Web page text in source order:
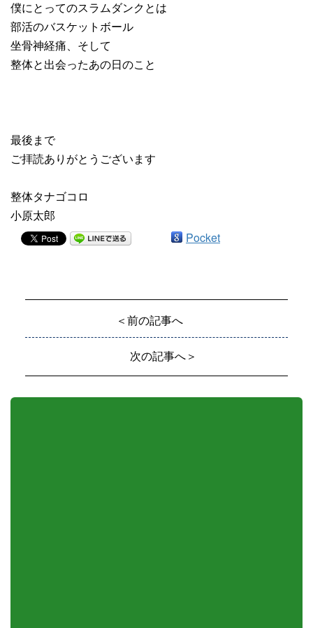
僕にとってのスラムダンクとは
部活のバスケットボール
坐骨神経痛、そして
整体と出会ったあの日のこと
最後まで
ご拝読ありがとうございます
整体タナゴコロ
小原太郎
Pocket
＜前の記事へ
次の記事へ＞